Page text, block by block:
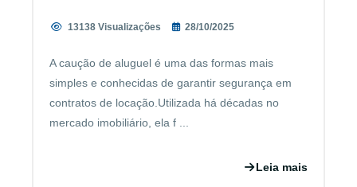
13138 Visualizações 28/10/2025
A caução de aluguel é uma das formas mais
simples e conhecidas de garantir segurança em
contratos de locação.Utilizada há décadas no
mercado imobiliário, ela f ...
Leia mais